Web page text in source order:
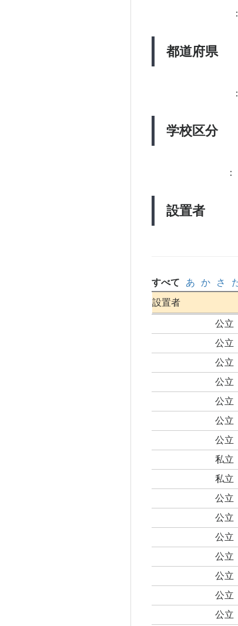
都道府県
学校区分
設置者
：
すべて あ か さ
設置者
公立
公立
公立
公立
公立
公立
公立
私立
私立
公立
公立
公立
公立
公立
公立
公立